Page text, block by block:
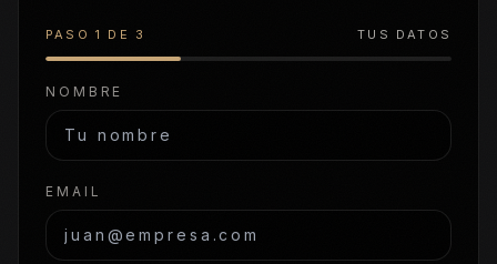
PASO 1 DE 3 TUS DATOS
NOMBRE
EMAIL